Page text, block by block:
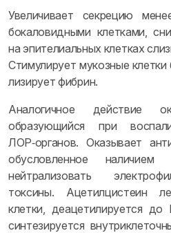
Увеличивает секрецию
бокаловидными клетками,
на эпителиальных клетках
Стимулирует мукозные
лизирует фибрин.
Аналогичное действие
образующийся при
ЛОР‑органов. Оказывает
обусловленное наличием
нейтрализовать
токсины. Ацетилцистеин
клетки, деацетилируется до
синтезируется